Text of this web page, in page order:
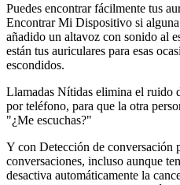
Puedes encontrar fácilmente tus
Encontrar Mi Dispositivo si
añadido un altavoz con sonido al
están tus auriculares para esas
escondidos.
Llamadas Nítidas elimina el ruido
por teléfono, para que la otra
"¿Me escuchas?"
Y con Detección de conversación
conversaciones, incluso aunque
desactiva automáticamente la